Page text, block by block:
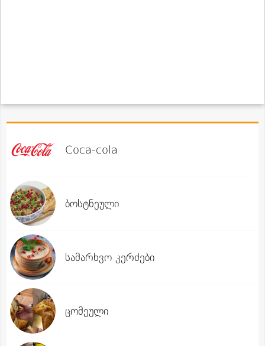
Coca-cola
ბოსტნეული
სამარხვო კერძები
ცომეული